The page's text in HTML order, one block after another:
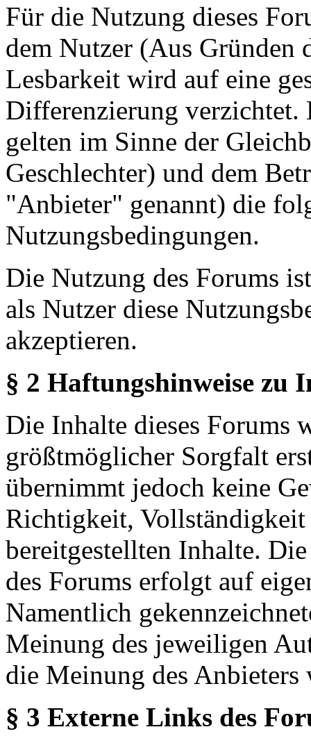
Für die Nutzung dieses
dem Nutzer (Aus Gründen
Lesbarkeit wird auf eine
Differenzierung verzichtet.
gelten im Sinne der
Geschlechter) und dem
"Anbieter" genannt) die
Nutzungsbedingungen.
Die Nutzung des Forums
als Nutzer diese
akzeptieren.
§ 2 Haftungshinweise zu
Die Inhalte dieses Forums
größtmöglicher Sorgfalt
übernimmt jedoch keine
Richtigkeit,
bereitgestellten Inhalte.
des Forums erfolgt auf
Namentlich
Meinung des jeweiligen
die Meinung des Anbieters
§ 3 Externe Links des